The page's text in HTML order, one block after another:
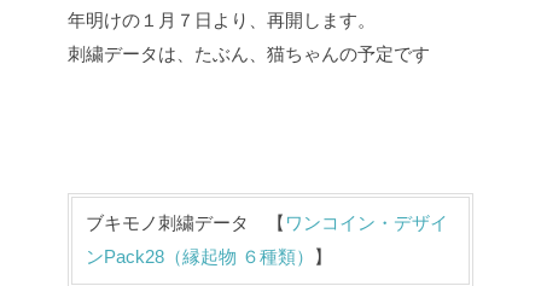
年明けの１月７日より、再開します。
刺繍データは、たぶん、猫ちゃんの予定です
ブキモノ刺繍データ 【 ワンコイン・デザイ
ンPack28（縁起物 ６種類）
】